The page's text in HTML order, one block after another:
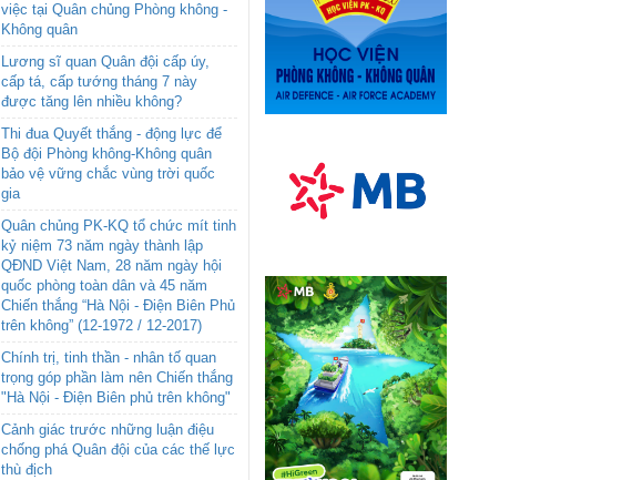
việc tại Quân chủng Phòng không -
Không quân
Lương sĩ quan Quân đội cấp úy,
cấp tá, cấp tướng tháng 7 này
được tăng lên nhiều không?
Thi đua Quyết thắng - động lực để
Bộ đội Phòng không-Không quân
bảo vệ vững chắc vùng trời quốc
gia
Quân chủng PK-KQ tổ chức mít tinh
kỷ niệm 73 năm ngày thành lập
QĐND Việt Nam, 28 năm ngày hội
quốc phòng toàn dân và 45 năm
Chiến thắng “Hà Nội - Điện Biên Phủ
trên không” (12-1972 / 12-2017)
Chính trị, tinh thần - nhân tố quan
trọng góp phần làm nên Chiến thắng
"Hà Nội - Điện Biên phủ trên không"
Cảnh giác trước những luận điệu
chống phá Quân đội của các thế lực
thù địch